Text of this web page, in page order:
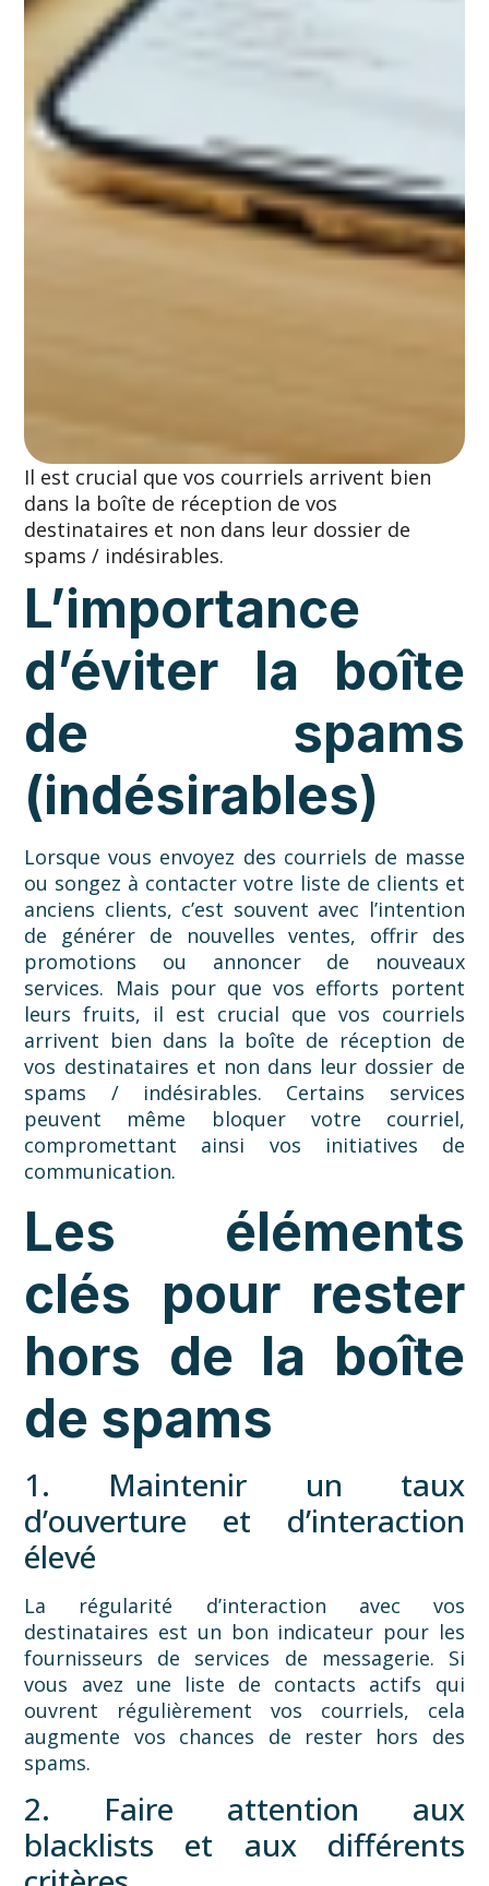
Il est crucial que vos courriels arrivent bien
dans la boîte de réception de vos
destinataires et non dans leur dossier de
spams / indésirables.
L’importance
d’éviter la boîte
de spams
(indésirables)
Lorsque vous envoyez des courriels de masse
ou songez à contacter votre liste de clients et
anciens clients, c’est souvent avec l’intention
de générer de nouvelles ventes, offrir des
promotions ou annoncer de nouveaux
services. Mais pour que vos efforts portent
leurs fruits, il est crucial que vos courriels
arrivent bien dans la boîte de réception de
vos destinataires et non dans leur dossier de
spams / indésirables. Certains services
peuvent même bloquer votre courriel,
compromettant ainsi vos initiatives de
communication.
Les éléments
clés pour rester
hors de la boîte
de spams
1. Maintenir un taux
d’ouverture et d’interaction
élevé
La régularité d’interaction avec vos
destinataires est un bon indicateur pour les
fournisseurs de services de messagerie. Si
vous avez une liste de contacts actifs qui
ouvrent régulièrement vos courriels, cela
augmente vos chances de rester hors des
spams.
2. Faire attention aux
blacklists et aux différents